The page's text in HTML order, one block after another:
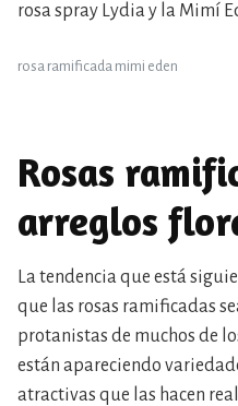
rosa spray Lydia y la Mimí
rosa ramificada mimi eden
Rosas
arreglos
La tendencia que está
que las rosas ramificadas
protanistas de muchos de
están apareciendo
atractivas que las hacen